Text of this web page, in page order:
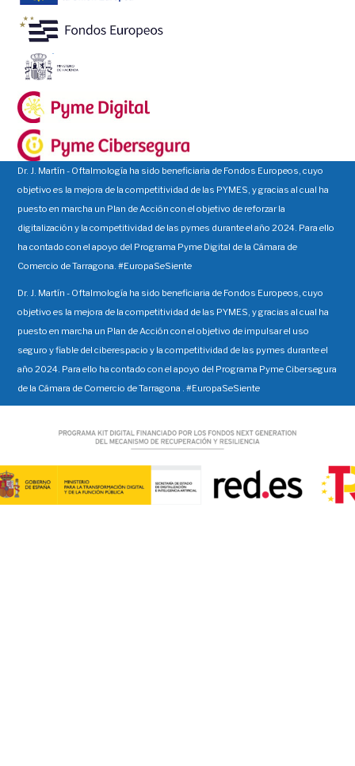
Dr. J. Martín - Oftalmología ha sido beneficiaria de Fondos Europeos, cuyo
objetivo es la mejora de la competitividad de las PYMES, y gracias al cual ha
puesto en marcha un Plan de Acción con el objetivo de reforzar la
digitalización y la competitividad de las pymes durante el año 2024. Para ello
ha contado con el apoyo del Programa Pyme Digital de la Cámara de
Comercio de Tarragona. #EuropaSeSiente
Dr. J. Martín - Oftalmología ha sido beneficiaria de Fondos Europeos, cuyo
objetivo es la mejora de la competitividad de las PYMES, y gracias al cual ha
puesto en marcha un Plan de Acción con el objetivo de impulsar el uso
seguro y fiable del ciberespacio y la competitividad de las pymes durante el
año 2024. Para ello ha contado con el apoyo del Programa Pyme Cibersegura
de la Cámara de Comercio de Tarragona . #EuropaSeSiente